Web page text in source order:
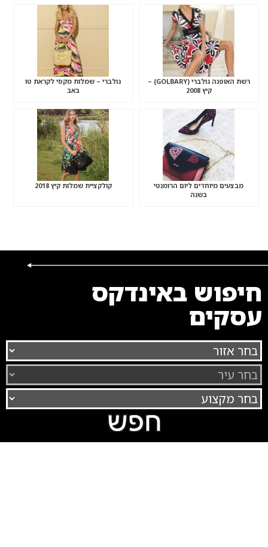
רשת האופנה גולברי (GOLBARY) –
קיץ 2008
גולברי – שמלות מקסי לקראת טו
באב
מבצעים מיוחדים ליום הרומנטי
בשנה
קולקציית שמלות קיץ 2018
חיפוש באינדקס
עסקים